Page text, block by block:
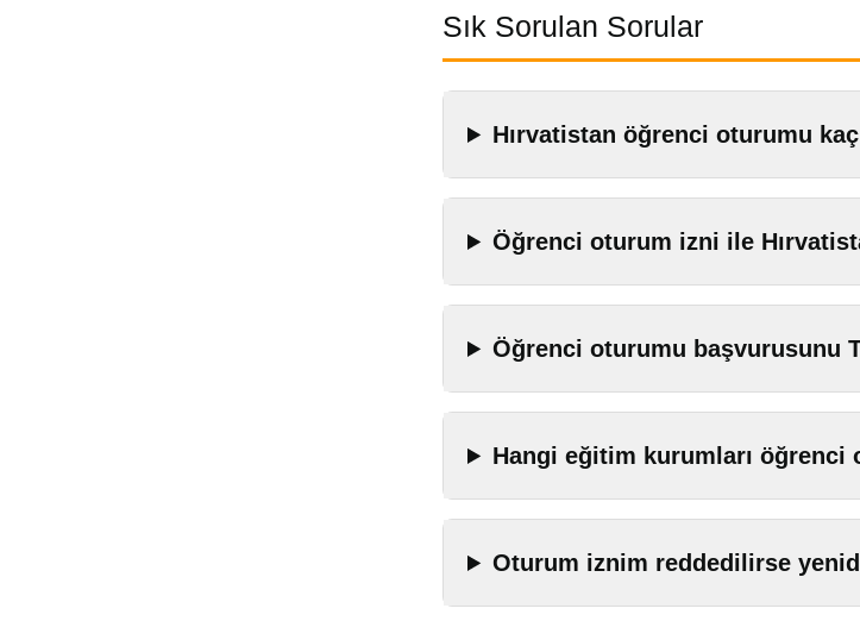
Sık Sorulan Sorular
Hırvatistan öğrenci oturumu
Öğrenci oturum izni ile
Öğrenci oturumu başvurusunu
Hangi eğitim kurumları
Oturum iznim reddedilirse